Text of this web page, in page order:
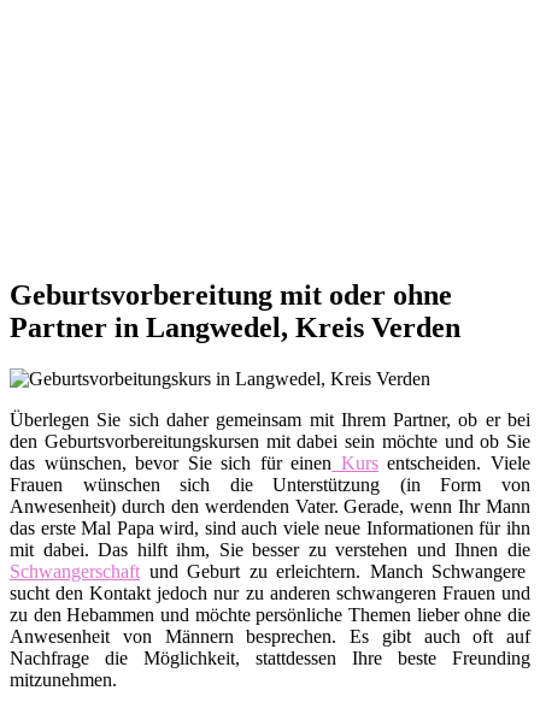
Geburtsvorbereitung mit oder ohne
Partner in Langwedel, Kreis Verden
Überlegen Sie sich daher gemeinsam mit Ihrem Partner, ob er bei
den Geburtsvorbereitungskursen mit dabei sein möchte und ob Sie
das wünschen, bevor Sie sich für einen Kursentscheiden. Viele
Frauen wünschen sich die Unterstützung (in Form von
Anwesenheit) durch den werdenden Vater. Gerade, wenn Ihr Mann
das erste Mal Papa wird, sind auch viele neue Informationen für ihn
mit dabei. Das hilft ihm, Sie besser zu verstehen und Ihnen die
Schwangerschaft und Geburt zu erleichtern. Manch Schwangere
sucht den Kontakt jedoch nur zu anderen schwangeren Frauen und
zu den Hebammen und möchte persönliche Themen lieber ohne die
Anwesenheit von Männern besprechen. Es gibt auch oft auf
Nachfrage die Möglichkeit, stattdessen Ihre beste Freunding
mitzunehmen.